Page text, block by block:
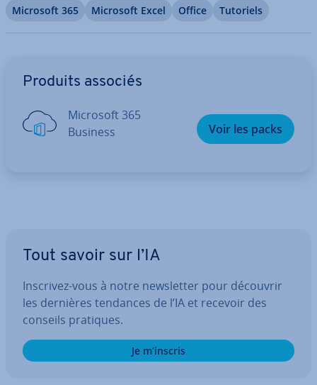
Microsoft 365 Microsoft Excel Office Tutoriels
Produits associés
Microsoft 365
Business
Voir les packs
Tout savoir sur l’IA
Inscrivez-vous à notre news­let­ter pour découvrir
les dernières tendances de l’IA et recevoir des
conseils pratiques.
Je m’inscris